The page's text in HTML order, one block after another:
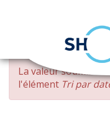
Aller
contenu
principal
MESSAGE
D'ERREUR
La valeur soumise
l'élément Tri par